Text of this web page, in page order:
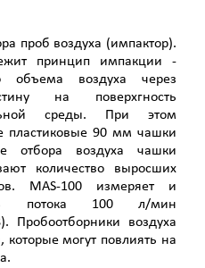
проб воздуха (импактор).
принцип импакции -
объема воздуха через
на поверхгность
среды. При этом
пластиковые 90 мм чашки
отбора воздуха чашки
количество выросших
MAS-100 измеряет и
потока 100 л/мин
Пробоотборники воздуха
которые могут повлиять на